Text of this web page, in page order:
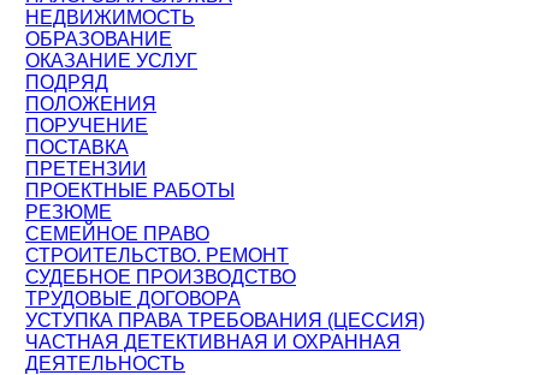
НЕДВИЖИМОСТЬ
ОБРАЗОВАНИЕ
ОКАЗАНИЕ УСЛУГ
ПОДРЯД
ПОЛОЖЕНИЯ
ПОРУЧЕНИЕ
ПОСТАВКА
ПРЕТЕНЗИИ
ПРОЕКТНЫЕ РАБОТЫ
РЕЗЮМЕ
СЕМЕЙНОЕ ПРАВО
СТРОИТЕЛЬСТВО. РЕМОНТ
СУДЕБНОЕ ПРОИЗВОДСТВО
ТРУДОВЫЕ ДОГОВОРА
УСТУПКА ПРАВА ТРЕБОВАНИЯ (ЦЕССИЯ)
ЧАСТНАЯ ДЕТЕКТИВНАЯ И ОХРАННАЯ
ДЕЯТЕЛЬНОСТЬ